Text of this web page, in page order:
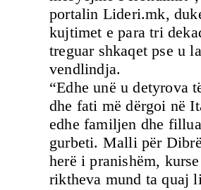
portalin Lideri.mk,
kujtimet e para tri
treguar shkaqet pse u
vendlindja.
“Edhe unë u detyrova
dhe fati më dërgoi në
edhe familjen dhe
gurbeti. Malli për
herë i pranishëm,
riktheva mund ta quaj